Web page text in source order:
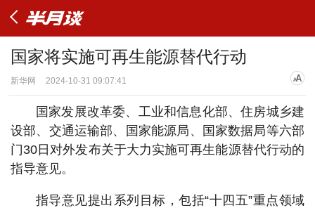
国家将实施可再生能源替代行动
新华网 2024-10-31 09:07:41
国家发展改革委、工业和信息化部、住房城乡建
设部、交通运输部、国家能源局、国家数据局等六部
门30日对外发布关于大力实施可再生能源替代行动的
指导意见。
指导意见提出系列目标，包括“十四五”重点领域